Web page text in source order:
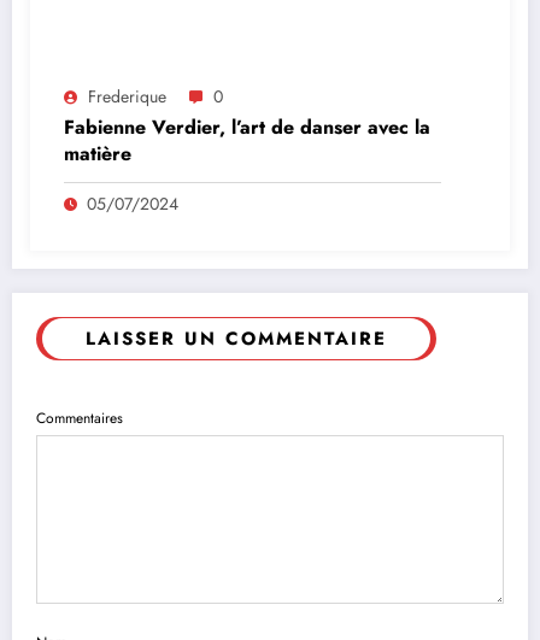
Frederique 0
Fabienne Verdier, l’art de danser avec la
matière
05/07/2024
LAISSER UN COMMENTAIRE
Commentaires